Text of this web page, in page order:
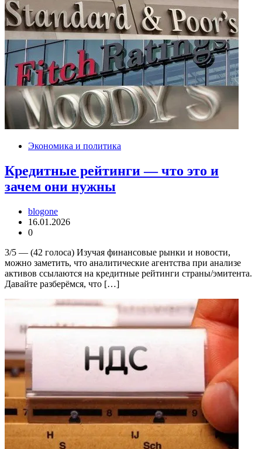
Экономика и политика
Кредитные рейтинги — что это и
зачем они нужны
blogone
16.01.2026
0
3/5 — (42 голоса) Изучая финансовые рынки и новости,
можно заметить, что аналитические агентства при анализе
активов ссылаются на кредитные рейтинги страны/эмитента.
Давайте разберёмся, что […]